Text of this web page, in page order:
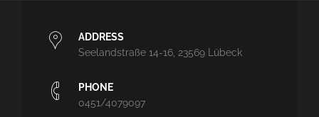
ADDRESS
Seelandstraße 14-16, 23569 Lübeck
PHONE
0451/4079097